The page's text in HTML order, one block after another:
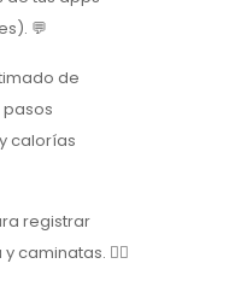
💬
de
calorías
registrar
caminatas. 🚴‍♂️